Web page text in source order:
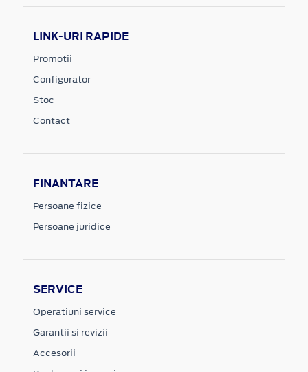
LINK-URI RAPIDE
Promotii
Configurator
Stoc
Contact
FINANTARE
Persoane fizice
Persoane juridice
SERVICE
Operatiuni service
Garantii si revizii
Accesorii